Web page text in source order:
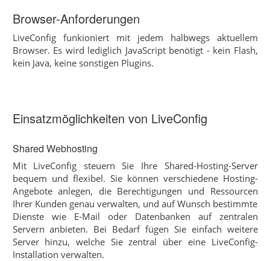
Browser-Anforderungen
LiveConfig funkioniert mit jedem halbwegs aktuellem
Browser. Es wird lediglich JavaScript benötigt - kein Flash,
kein Java, keine sonstigen Plugins.
Einsatzmöglichkeiten von LiveConfig
Shared Webhosting
Mit LiveConfig steuern Sie Ihre Shared-Hosting-Server
bequem und flexibel. Sie können verschiedene Hosting-
Angebote anlegen, die Berechtigungen und Ressourcen
Ihrer Kunden genau verwalten, und auf Wunsch bestimmte
Dienste wie E-Mail oder Datenbanken auf zentralen
Servern anbieten. Bei Bedarf fügen Sie einfach weitere
Server hinzu, welche Sie zentral über eine LiveConfig-
Installation verwalten.